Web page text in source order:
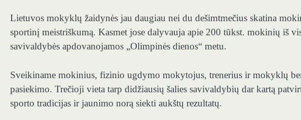
Lietuvos mokyklų žaidynės jau daugiau nei du dešimtmečius skatina
sportinį meistriškumą. Kasmet jose dalyvauja apie 200 tūkst. mokinių iš
savivaldybės apdovanojamos „Olimpinės dienos“ metu.
Sveikiname mokinius, fizinio ugdymo mokytojus, trenerius ir mokyklų
pasiekimo. Trečioji vieta tarp didžiausių šalies savivaldybių dar kartą
sporto tradicijas ir jaunimo norą siekti aukštų rezultatų.